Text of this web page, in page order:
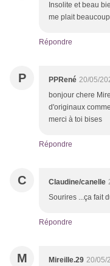
Insolite et beau
me plait
Répondre
P PPRené 20/05/
bonjour chere
d'originaux
merci à toi bises
Répondre
C Claudine/canelle
Sourires ...ça fait
Répondre
M Mireille.29 20/05/